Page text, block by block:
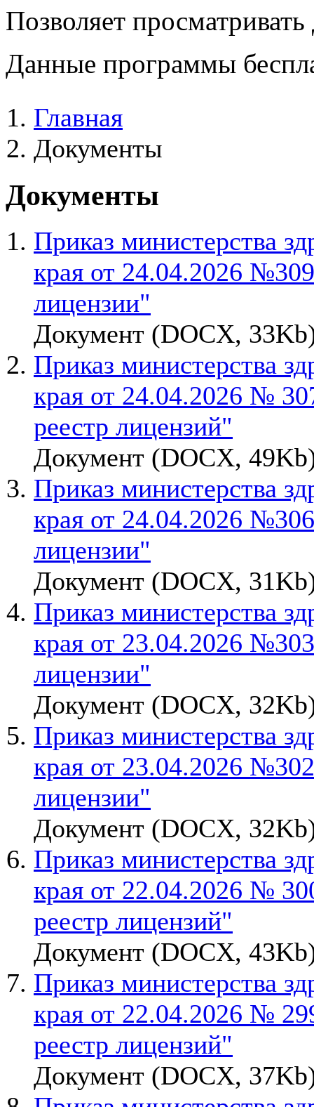
Позволяет
Данные программы
Главная
Документы
Документы
Приказ министерства
края от 24.04.2026
лицензии"
Документ (DOCX,
Приказ министерства
края от 24.04.2026 №
реестр лицензий"
Документ (DOCX,
Приказ министерства
края от 24.04.2026
лицензии"
Документ (DOCX,
Приказ министерства
края от 23.04.2026
лицензии"
Документ (DOCX,
Приказ министерства
края от 23.04.2026
лицензии"
Документ (DOCX,
Приказ министерства
края от 22.04.2026 №
реестр лицензий"
Документ (DOCX,
Приказ министерства
края от 22.04.2026 №
реестр лицензий"
Документ (DOCX,